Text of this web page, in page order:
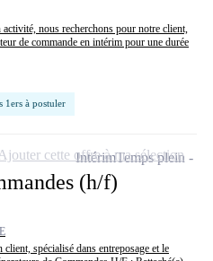
nous recherchons pour notre client,
de commande en intérim pour une durée
1ers à postuler
(h/f)
spécialisé dans entreposage et le
IntérimTemps plein
cette offre à ma sélection